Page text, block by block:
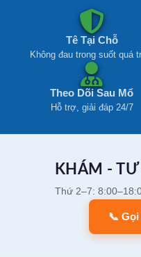
Tê Tại Chỗ
Không đau trong suốt quá
Theo Dõi Sau Mổ
Hỗ trợ, giải đáp 24/7
KHÁM - TƯ
Thứ 2–7:
📞 Gọi